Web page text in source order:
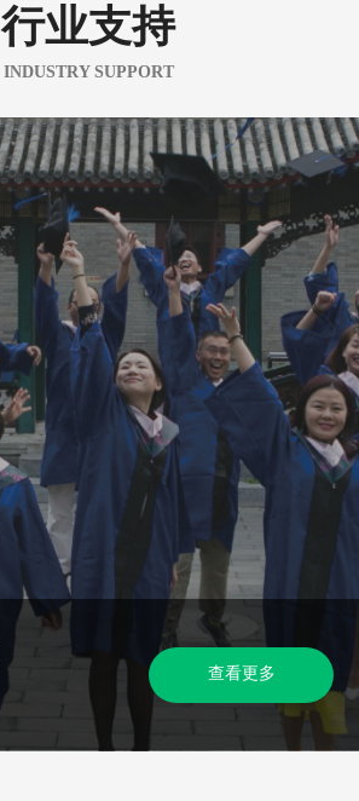
行业支持
INDUSTRY SUPPORT
查看更多